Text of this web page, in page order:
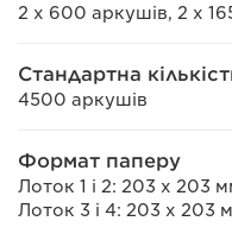
2 x 600 аркушів, 2 x
Стандартна
4500 аркушів
Формат паперу
Лоток 1 і 2: 203 x 203
Лоток 3 і 4: 203 x 203